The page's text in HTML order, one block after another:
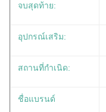
จบสุดท้าย:
อุปกรณ์เสริม:
สถานที่กําเนิด:
ชื่อแบรนด์